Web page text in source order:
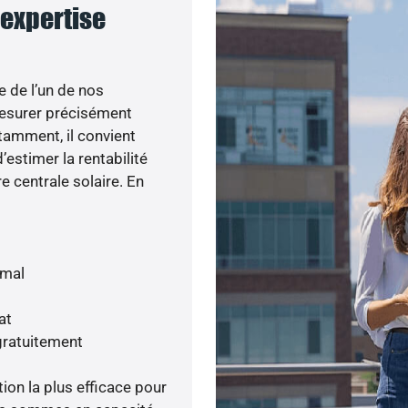
l’un de nos
précisément
il convient
la rentabilité
centrale solaire. En
la plus efficace pour